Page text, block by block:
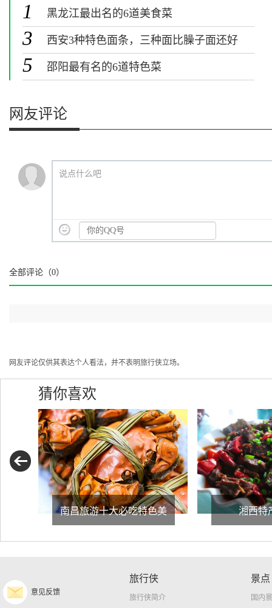
1 黑龙江最出名的6道美食菜
3
西安3种特色面条，三种面比臊子面还好
吃
5 邵阳最有名的6道特色菜
网友评论
说点什么吧
全部评论（0）
网友评论仅供其表达个人看法，并不表明旅行侠立场。
猜你喜欢
南昌旅游十大必吃特色美 湘西特
意见反馈
旅行侠
旅行侠简介
景点
国内